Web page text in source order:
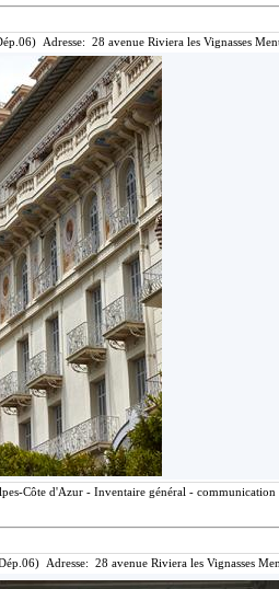
Adresse: 28 avenue Riviera les Vignasses
Côte d'Azur - Inventaire général -
Adresse: 28 avenue Riviera les Vignasses